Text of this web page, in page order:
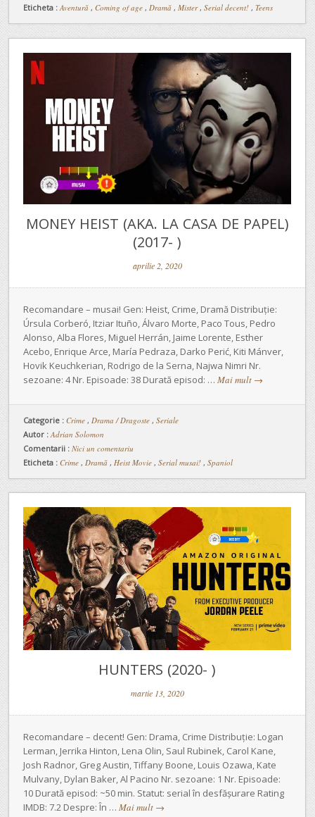
Eticheta : Aventură , Coming of age , Dramă , Mister, Serial decent! , Teens
MONEY HEIST (AKA. LA CASA DE PAPEL)
(2017- )
aprilie 2, 2020
Recomandare – musai! Gen: Heist, Crime, Dramă Distribuție:
Úrsula Corberó, Itziar Ituño, Álvaro Morte, Paco Tous, Pedro
Alonso, Alba Flores, Miguel Herrán, Jaime Lorente, Esther
Acebo, Enrique Arce, María Pedraza, Darko Perić, Kiti Mánver,
Hovik Keuchkerian, Rodrigo de la Serna, Najwa Nimri Nr.
sezoane: 4 Nr. Episoade: 38 Durată episod: … Mai mult →
Categorie : Crime , Drama / Dragoste , Seriale
Autor : Adrian Solomon
Comentarii : Nici un comentariu
Eticheta : Crime , Dramă , Heist Movie , Serial musai! , Spaniol
HUNTERS (2020- )
martie 13, 2020
Recomandare – decent! Gen: Drama, Crime Distribuție: Logan
Lerman, Jerrika Hinton, Lena Olin, Saul Rubinek, Carol Kane,
Josh Radnor, Greg Austin, Tiffany Boone, Louis Ozawa, Kate
Mulvany, Dylan Baker, Al Pacino Nr. sezoane: 1 Nr. Episoade:
10 Durată episod: ~50 min. Statut: serial în desfășurare Rating
IMDB: 7.2 Despre: În … Mai mult →